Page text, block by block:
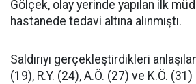
Gölçek, olay yerinde yapılan ilk
hastanede tedavi altına alınmıştı.
Saldırıyı gerçekleştirdikleri
(19), R.Y. (24), A.Ö. (27) ve K.Ö.